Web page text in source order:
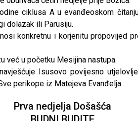
ciklusa A u evanđeoskom
dolazak ili Parusiju.
konkretnu i korjenitu propovijed
već u početku Mesijina nastupa.
Isusovo povijesno
perikope iz Matejeva Evanđelja.
Prva nedjelja Došašća